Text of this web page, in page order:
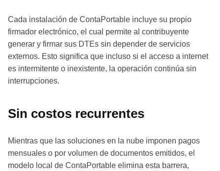
Cada instalación de ContaPortable incluye su propio
firmador electrónico, el cual permite al contribuyente
generar y firmar sus DTEs sin depender de servicios
externos. Esto significa que incluso si el acceso a internet
es intermitente o inexistente, la operación continúa sin
interrupciones.
Sin costos recurrentes
Mientras que las soluciones en la nube imponen pagos
mensuales o por volumen de documentos emitidos, el
modelo local de ContaPortable elimina esta barrera,